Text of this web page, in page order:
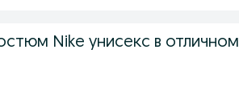
Nike унисекс в отличном